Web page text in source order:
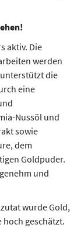
aktiv. Die
werden
unterstützt die
eine
Nussöl und
sowie
dem
Goldpuder.
und
wurde Gold,
hoch geschätzt.